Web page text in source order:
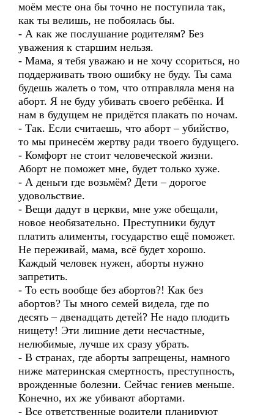
моём месте она бы точно не поступила так,
как ты велишь, не побоялась бы.
- А как же послушание родителям? Без
уважения к старшим нельзя.
- Мама, я тебя уважаю и не хочу ссориться, но
поддерживать твою ошибку не буду. Ты сама
будешь жалеть о том, что отправляла меня на
аборт. Я не буду убивать своего ребёнка. И
нам в будущем не придётся плакать по ночам.
- Так. Если считаешь, что аборт – убийство,
то мы принесём жертву ради твоего будущего.
- Комфорт не стоит человеческой жизни.
Аборт не поможет мне, будет только хуже.
- А деньги где возьмём? Дети – дорогое
удовольствие.
- Вещи дадут в церкви, мне уже обещали,
новое необязательно. Преступники будут
платить алименты, государство ещё поможет.
Не переживай, мама, всё будет хорошо.
Каждый человек нужен, аборты нужно
запретить.
- То есть вообще без абортов?! Как без
абортов? Ты много семей видела, где по
десять – двенадцать детей? Не надо плодить
нищету! Эти лишние дети несчастные,
нелюбимые, лучше их сразу убрать.
- В странах, где аборты запрещены, намного
ниже материнская смертность, преступность,
врожденные болезни. Сейчас гениев меньше.
Конечно, их же убивают абортами.
- Все ответственные родители планируют